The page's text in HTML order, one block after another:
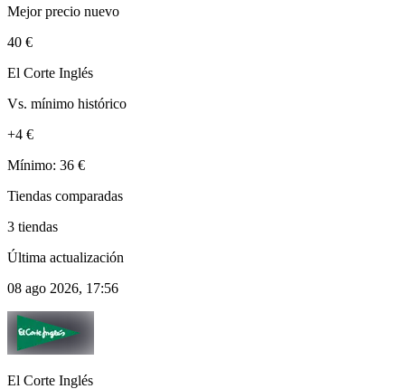
Mejor precio nuevo
40 €
El Corte Inglés
Vs. mínimo histórico
+4 €
Mínimo: 36 €
Tiendas comparadas
3 tiendas
Última actualización
08 ago 2026, 17:56
El Corte Inglés